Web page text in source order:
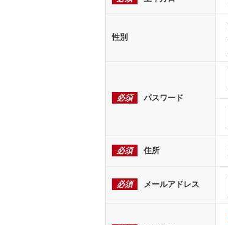
性別
必須 パスワード
必須 住所
必須 メールアドレス